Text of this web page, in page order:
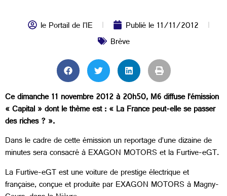
le Portail de l'IE Publié le11/11/2012
Brève
Ce dimanche 11 novembre 2012 à 20h50, M6 diffuse l’émission
« Capital » dont le thème est : « La France peut-elle se passer
des riches ? ».
Dans le cadre de cette émission un reportage d’une dizaine de
minutes sera consacré à EXAGON MOTORS et la Furtive-eGT.
La Furtive-eGT est une voiture de prestige électrique et
française, conçue et produite par EXAGON MOTORS à Magny-